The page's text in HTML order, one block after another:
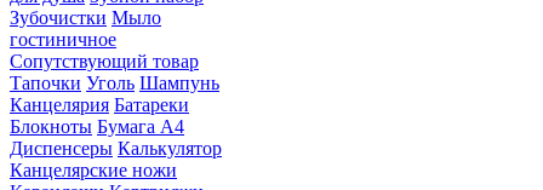
Зубочистки Мыло
гостиничное
Сопутствующий товар
Тапочки Уголь Шампунь
Канцелярия Батареки
Блокноты Бумага А4
Диспенсеры Калькулятор
Канцелярские ножи